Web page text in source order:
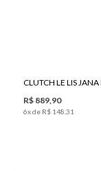
R$ 889 90
6x de R$ 148 31